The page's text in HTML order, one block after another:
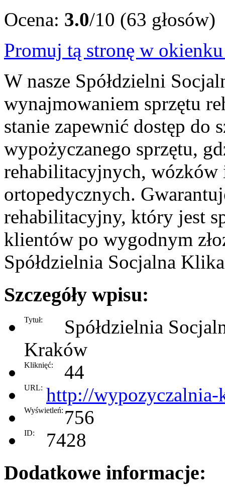
Ocena: 3.0/10 (63 głosów)
Promuj tą stronę w
W nasze Spółdzielni
wynajmowaniem sprzętu
stanie zapewnić dostęp do
wypożyczanego sprzętu,
rehabilitacyjnych,
ortopedycznych.
rehabilitacyjny, który jest
klientów po wygodnym
Spółdzielnia Socjalna
Szczegóły wpisu:
Tytuł:
Spółdzielnia
Kraków
Kliknięć: 44
URL: http://
Wyświetleń: 756
ID: 7428
Dodatkowe informacje: